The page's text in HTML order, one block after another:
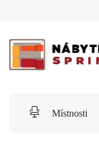
Místnosti